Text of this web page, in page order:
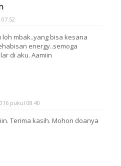
mbak..yang bisa kesana
energy..semoga
di aku. Aamiin
pukul 08.40
Terima kasih. Mohon doanya